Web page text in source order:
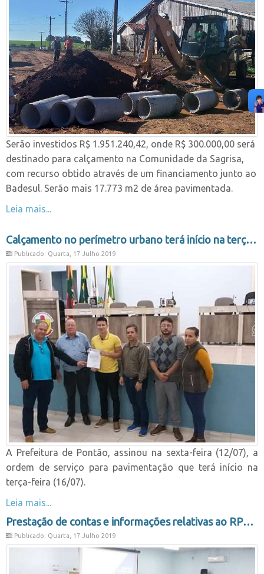
Serão investidos R$ 1.951.240,42, onde R$ 300.000,00 será
destinado para calçamento na Comunidade da Sagrisa,
com recurso obtido através de um financiamento junto ao
Badesul. Serão mais 17.773 m2 de área pavimentada.
Leia mais...
Calçamento no perímetro urbano terá início na terça-feira (16/07)
Publicado: Quarta, 17 Julho 2019
A Prefeitura de Pontão, assinou na sexta-feira (12/07), a
ordem de serviço para pavimentação que terá início na
terça-feira (16/07).
Leia mais...
Prestação de contas e informações relativas ao RPPS
Publicado: Quarta, 17 Julho 2019